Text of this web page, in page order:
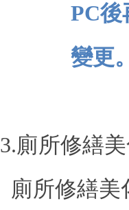
PC後
變更
3.廁所修繕
廁所修繕